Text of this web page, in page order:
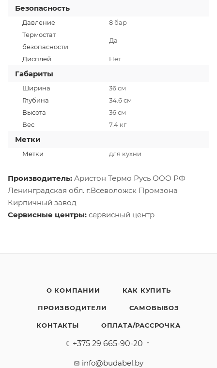
Безопасность
Давление
8 бар
Термостат
безопасности
Да
Дисплей Нет
Габариты
Ширина
36 см
Глубина
34.6 см
Высота
36 см
Вес
7.4 кг
Метки
Метки для кухни
Производитель: Аристон Термо Русь ООО РФ
Ленинградская обл. г.Всеволожск Промзона
Кирпичный завод
Сервисные центры: сервисный центр
О КОМПАНИИ КАК КУПИТЬ
ПРОИЗВОДИТЕЛИ САМОВЫВОЗ
КОНТАКТЫ ОПЛАТА/РАССРОЧКА
+375 29 665-90-20
info@budabel.by